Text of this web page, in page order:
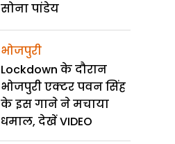
सोना पांडेय
भोजपुरी
Lockdown के दौरान
भोजपुरी एक्टर पवन सिंह
के इस गाने ने मचाया
धमाल, देखें VIDEO